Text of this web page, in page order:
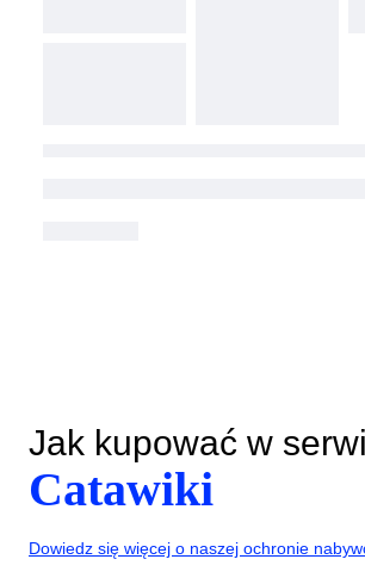
Jak kupować w
Catawiki
Dowiedz się więcej o naszej ochronie